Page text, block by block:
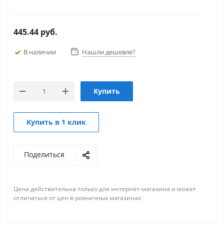
445.44 руб.
В наличии Нашли дешевле?
Купить
Купить в 1 клик
Поделиться
Цена действительна только для интернет-магазина и может
отличаться от цен в розничных магазинах